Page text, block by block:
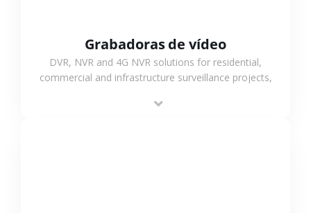
Grabadoras de vídeo
DVR, NVR and 4G NVR solutions for residential,
commercial and infrastructure surveillance projects,